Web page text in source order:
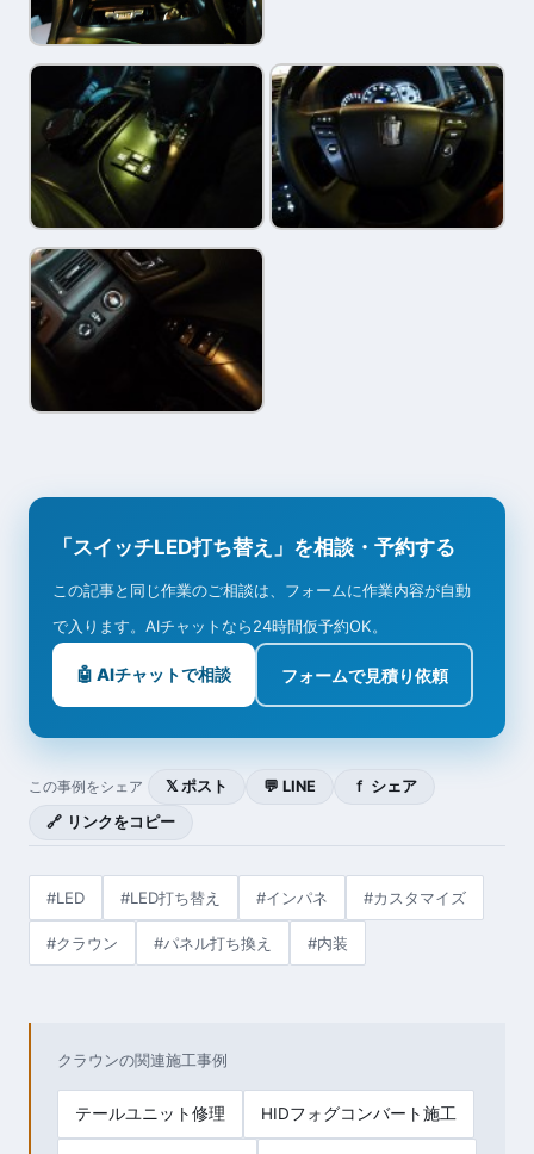
「スイッチLED打ち替え」を相談・予約する
この記事と同じ作業のご相談は、フォームに作業内容が自動
で入ります。AIチャットなら24時間仮予約OK。
🤖 AIチャットで相談 フォームで見積り依頼
この事例をシェア 𝕏 ポスト 💬 LINE
ｆ シェア
🔗 リンクをコピー
#LED #LED打ち替え #インパネ #カスタマイズ
#クラウン #パネル打ち換え #内装
クラウンの関連施工事例
テールユニット修理 HIDフォグコンバート施工